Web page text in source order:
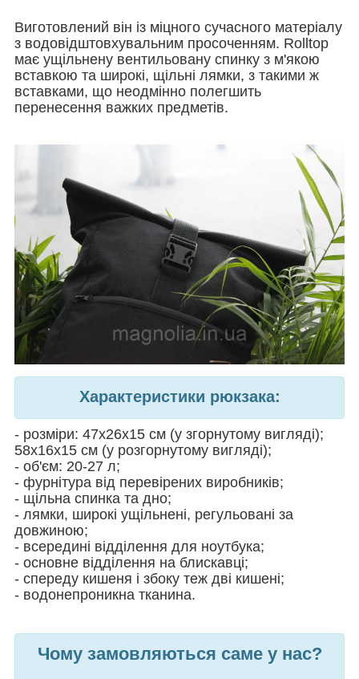
Виготовлений він із міцного сучасного матеріалу
з водовідштовхувальним просоченням. Rolltop
має ущільнену вентильовану спинку з м'якою
вставкою та широкі, щільні лямки, з такими ж
вставками, що неодмінно полегшить
перенесення важких предметів.
Характеристики рюкзака:
- розміри: 47х26х15 см (у згорнутому вигляді);
58х16х15 см (у розгорнутому вигляді);
- об'єм: 20-27 л;
- фурнітура від перевірених виробників;
- щільна спинка та дно;
- лямки, широкі ущільнені, регульовані за
довжиною;
- всередині відділення для ноутбука;
- основне відділення на блискавці;
- спереду кишеня і збоку теж дві кишені;
- водонепроникна тканина.
Чому замовляються саме у нас?